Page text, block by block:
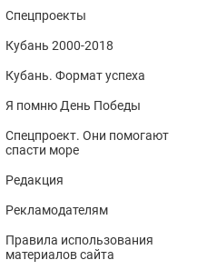
Спецпроекты
Кубань 2000-2018
Кубань. Формат успеха
Я помню День Победы
Спецпроект. Они помогают
спасти море
Редакция
Рекламодателям
Правила использования
материалов сайта